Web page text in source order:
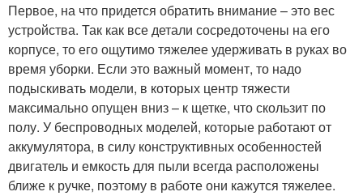
Первое, на что придется обратить внимание – это вес
устройства. Так как все детали сосредоточены на его
корпусе, то его ощутимо тяжелее удерживать в руках во
время уборки. Если это важный момент, то надо
подыскивать модели, в которых центр тяжести
максимально опущен вниз – к щетке, что скользит по
полу. У беспроводных моделей, которые работают от
аккумулятора, в силу конструктивных особенностей
двигатель и емкость для пыли всегда расположены
ближе к ручке, поэтому в работе они кажутся тяжелее.